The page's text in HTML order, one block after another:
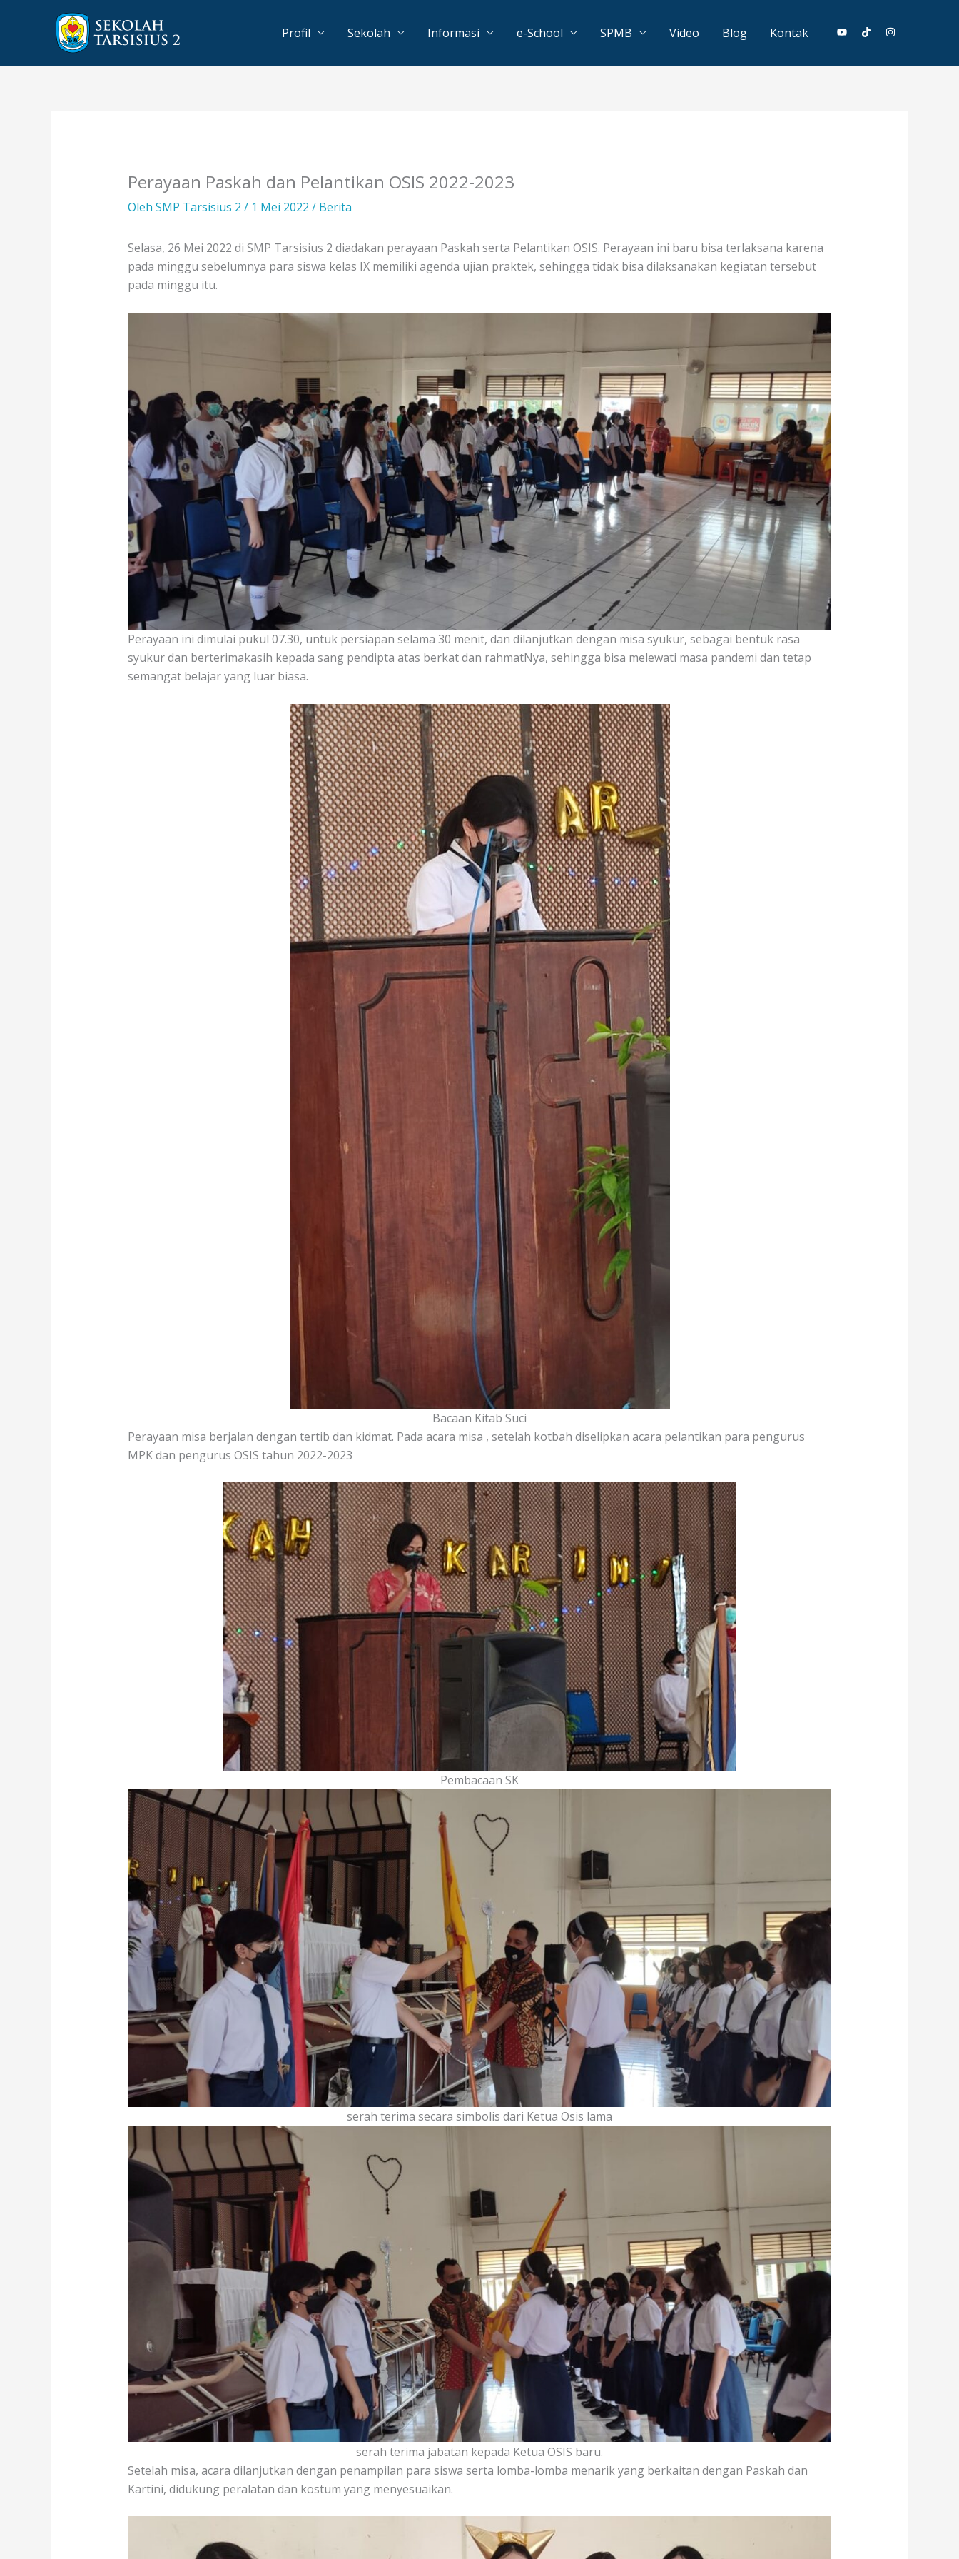
Profil Sekolah Informasi e-School SPMB Video Blog Kontak
Perayaan Paskah dan Pelantikan OSIS 2022-2023
Oleh SMP Tarsisius 2 / 1 Mei 2022 / Berita
Selasa, 26 Mei 2022 di SMP Tarsisius 2 diadakan perayaan Paskah serta Pelantikan OSIS. Perayaan ini baru bisa terlaksana karena
pada minggu sebelumnya para siswa kelas IX memiliki agenda ujian praktek, sehingga tidak bisa dilaksanakan kegiatan tersebut
pada minggu itu.
Perayaan ini dimulai pukul 07.30, untuk persiapan selama 30 menit, dan dilanjutkan dengan misa syukur, sebagai bentuk rasa
syukur dan berterimakasih kepada sang pendipta atas berkat dan rahmatNya, sehingga bisa melewati masa pandemi dan tetap
semangat belajar yang luar biasa.
Bacaan Kitab Suci
Perayaan misa berjalan dengan tertib dan kidmat. Pada acara misa , setelah kotbah diselipkan acara pelantikan para pengurus
MPK dan pengurus OSIS tahun 2022-2023
Pembacaan SK
serah terima secara simbolis dari Ketua Osis lama
serah terima jabatan kepada Ketua OSIS baru.
Setelah misa, acara dilanjutkan dengan penampilan para siswa serta lomba-lomba menarik yang berkaitan dengan Paskah dan
Kartini, didukung peralatan dan kostum yang menyesuaikan.